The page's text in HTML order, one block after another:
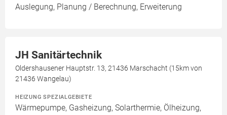
Auslegung, Planung / Berechnung, Erweiterung
JH Sanitärtechnik
Oldershausener Hauptstr. 13, 21436 Marschacht (15km von
21436 Wangelau)
HEIZUNG SPEZIALGEBIETE
Wärmepumpe, Gasheizung, Solarthermie, Ölheizung,